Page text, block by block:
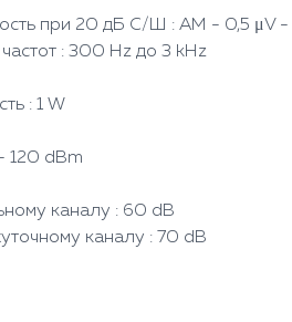
при 20 дБ С/Ш : AM - 0,5 μV -
: 300 Hz до 3 kHz
: 1 W
120 dBm
каналу : 60 dB
каналу : 70 dB